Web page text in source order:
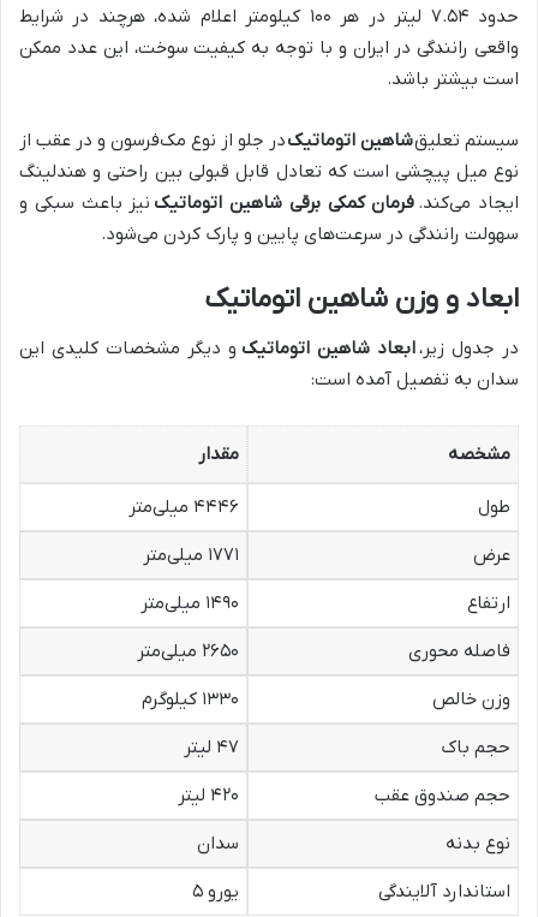
حدود ۷.۵۴ لیتر در هر ۱۰۰ کیلومتر اعلام شده، هرچند در شرایط
واقعی رانندگی در ایران و با توجه به کیفیت سوخت، این عدد ممکن
است بیشتر باشد.
سیستم تعلیقشاهین اتوماتیکدر جلو از نوع مک‌فرسون و در عقب از
نوع میل پیچشی است که تعادل قابل قبولی بین راحتی و هندلینگ
ایجاد می‌کند. فرمان کمکی برقی شاهین اتوماتیک نیز باعث سبکی و
سهولت رانندگی در سرعت‌های پایین و پارک کردن می‌شود.
ابعاد و وزن شاهین اتوماتیک
در جدول زیر،ابعاد شاهین اتوماتیک و دیگر مشخصات کلیدی این
سدان به تفصیل آمده است:
مشخصه مقدار
طول
۴۴۴۶ میلی‌متر
عرض
۱۷۷۱ میلی‌متر
ارتفاع
۱۴۹۰ میلی‌متر
فاصله محوری
۲۶۵۰ میلی‌متر
وزن خالص
۱۳۳۰ کیلوگرم
حجم باک
۴۷ لیتر
حجم صندوق عقب
۴۲۰ لیتر
نوع بدنه
سدان
استاندارد آلایندگی
یورو ۵